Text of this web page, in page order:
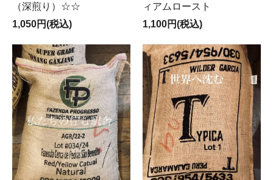
（深煎り）☆☆
1,050円(税込)
ィアムロースト
1,100円(税込)